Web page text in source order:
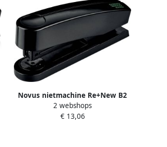
Novus nietmachine Re+New B2
zwart
2 webshops
€ 13,06